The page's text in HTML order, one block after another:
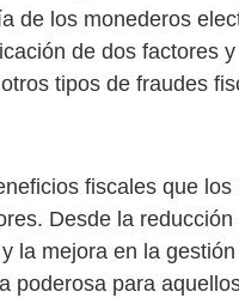
de los monederos
de dos factores
tipos de fraudes
fiscales que
Desde la
la mejora en la
poderosa para